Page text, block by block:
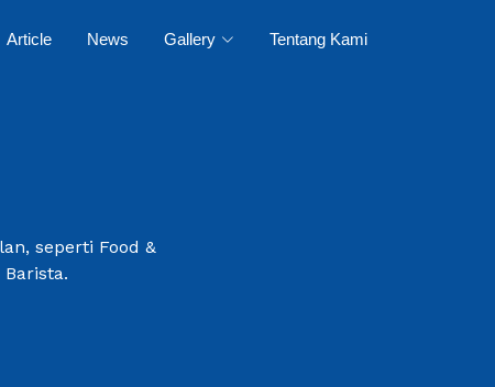
Article News Gallery Tentang Kami
seperti Food &